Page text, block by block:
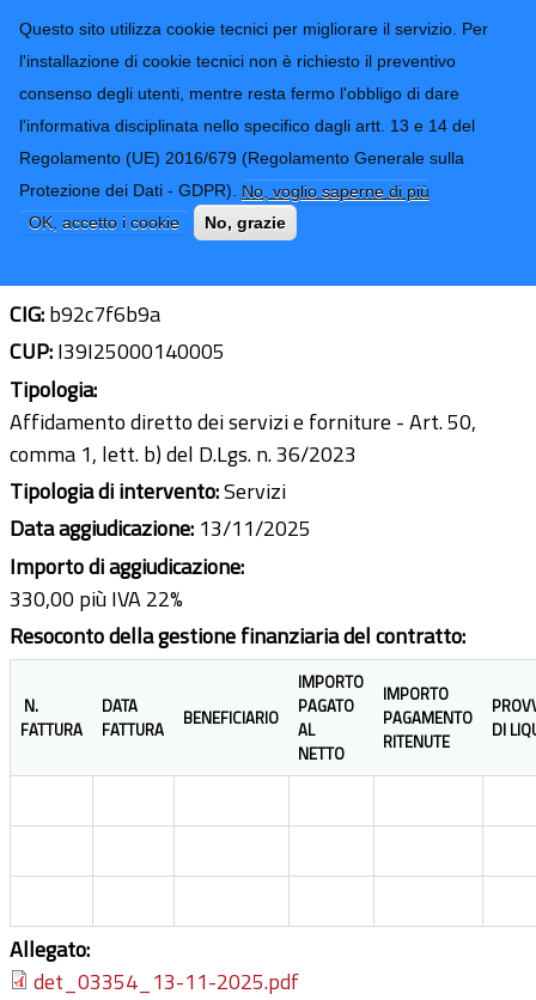
Questo sito utilizza cookie tecnici per migliorare il servizio. Per
l'installazione di cookie tecnici non è richiesto il preventivo
consenso degli utenti, mentre resta fermo l'obbligo di dare
l'informativa disciplinata nello specifico dagli artt. 13 e 14 del
Regolamento (UE) 2016/679 (Regolamento Generale sulla
Protezione dei Dati - GDPR). No, voglio saperne di più
OK, accetto i cookie
No, grazie
Provincia di
Imperia
CONTATTI-URP
TRASPARENZA
Form di ricerca
realizzazione manifesti e volantini per
spettacolo "Number 23" 8.12.2025
CIG:b92c7f6b9a
CUP:I39I25000140005
Tipologia:
Affidamento diretto dei servizi e forniture - Art. 50,
comma 1, lett. b) del D.Lgs. n. 36/2023
Tipologia di intervento:Servizi
Data aggiudicazione: 13/11/2025
Importo di aggiudicazione:
330,00 più IVA 22%
Resoconto della gestione finanziaria del contratto:
N.
FATTURA
DATA
FATTURA
BENEFICIARIO
IMPORTO
PAGATO
AL
NETTO
IMPORTO
PAGAMENTO
RITENUTE
DI
Allegato:
det_03354_13-11-2025.pdf